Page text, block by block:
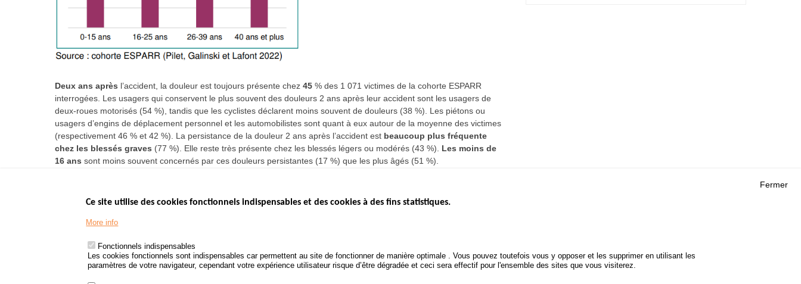
Deux ans après l’accident, la douleur est toujours présente chez 45 % des 1 071 victimes de la cohorte ESPARR
interrogées. Les usagers qui conservent le plus souvent des douleurs 2 ans après leur accident sont les usagers de
deux-roues motorisés (54 %), tandis que les cyclistes déclarent moins souvent de douleurs (38 %). Les piétons ou
usagers d’engins de déplacement personnel et les automobilistes sont quant à eux autour de la moyenne des victimes
(respectivement 46 % et 42 %). La persistance de la douleur 2 ans après l’accident est beaucoup plus fréquente
chez les blessés graves (77 %). Elle reste très présente chez les blessés légers ou modérés (43 %). Les moins de
16 ans sont moins souvent concernés par ces douleurs persistantes (17 %) que les plus âgés (51 %).
www.legifrance.gouv.fr
www.service-public.fr
Bilan annuel des infractions
POLITIQUE DE SÉCURITÉ
ROUTIÈRE
Fermer
Ce site utilise des cookies fonctionnels indispensables et des cookies à des fins statistiques.
More info
Fonctionnels indispensables
Les cookies fonctionnels sont indispensables car permettent au site de fonctionner de manière optimale . Vous pouvez toutefois vous y opposer et les supprimer en utilisant les
paramètres de votre navigateur, cependant votre expérience utilisateur risque d’être dégradée et ceci sera effectif pour l'ensemble des sites que vous visiterez.